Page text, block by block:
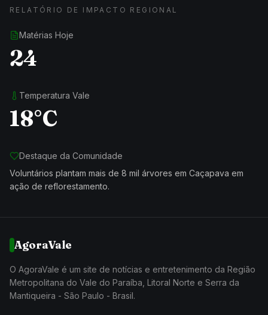
RELATÓRIO DE IMPACTO REGIONAL
Matérias Hoje
24
Temperatura Vale
18°C
Destaque da Comunidade
Voluntários plantam mais de 8 mil árvores em Caçapava em
ação de reflorestamento.
AgoraVale
O AgoraVale é um site de notícias e entretenimento da Região
Metropolitana do Vale do Paraíba, Litoral Norte e Serra da
Mantiqueira - São Paulo - Brasil.